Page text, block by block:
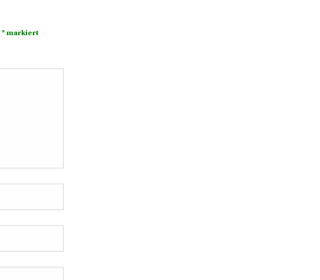
* markiert